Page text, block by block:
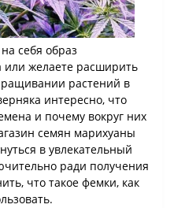
себя образ
или желаете расширить
растений в
интересно, что
и почему вокруг них
семян марихуаны
в увлекательный
ради получения
что такое фемки, как